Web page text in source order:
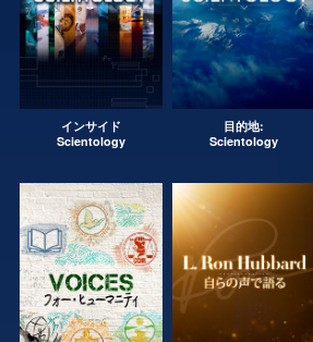
インサイド
Scientology
目的地:
Scientology